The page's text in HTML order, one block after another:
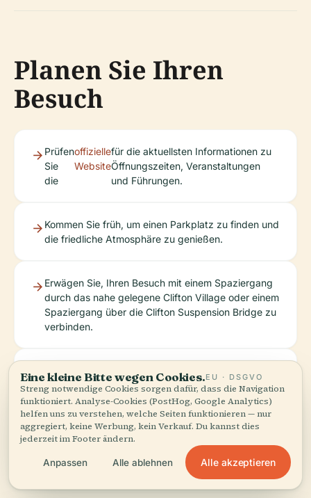
Planen Sie Ihren
Besuch
Prüfen
Sie
die
offizielle
Website
für die aktuellsten Informationen zu
Öffnungszeiten, Veranstaltungen
und Führungen.
Kommen Sie früh, um einen Parkplatz zu finden und
die friedliche Atmosphäre zu genießen.
Erwägen Sie, Ihren Besuch mit einem Spaziergang
durch das nahe gelegene Clifton Village oder einem
Spaziergang über die Clifton Suspension Bridge zu
verbinden.
Laden Sie die Audiala-App für immersive Audio-
Touren von Experten der Clifton Cathedral und
anderen Bristol-Attraktionen herunter.
Eine kleine Bitte wegen Cookies.EU · DSGVO
Streng notwendige Cookies sorgen dafür, dass die Navigation
funktioniert. Analyse-Cookies (PostHog, Google Analytics)
helfen uns zu verstehen, welche Seiten funktionieren — nur
aggregiert, keine Werbung, kein Verkauf. Du kannst dies
jederzeit im Footer ändern.
Anpassen Alle ablehnen Alle akzeptieren